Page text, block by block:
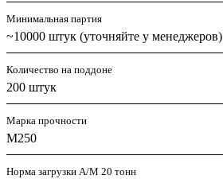
Минимальная партия
~10000 штук (уточняйте у менеджеров)
Количество на поддоне
200 штук
Марка прочности
М250
Норма загрузки А/М 20 тонн